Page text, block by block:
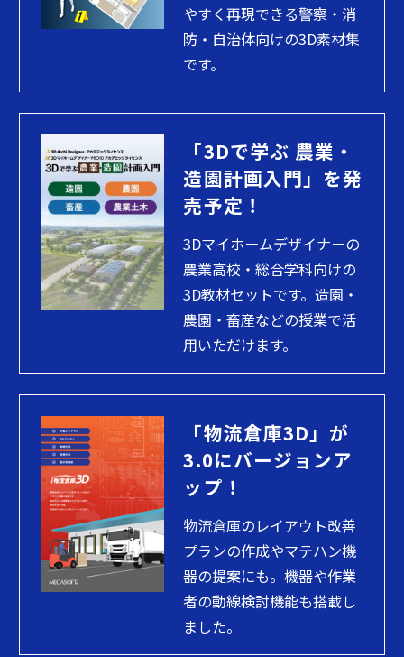
やすく再現できる警察・消
防・自治体向けの3D素材集
です。
「3Dで学ぶ 農業・
造園計画入門」を発
売予定！
3Dマイホームデザイナーの
農業高校・総合学科向けの
3D教材セットです。造園・
農園・畜産などの授業で活
用いただけます。
「物流倉庫3D」が
3.0にバージョンア
ップ！
物流倉庫のレイアウト改善
プランの作成やマテハン機
器の提案にも。機器や作業
者の動線検討機能も搭載し
ました。